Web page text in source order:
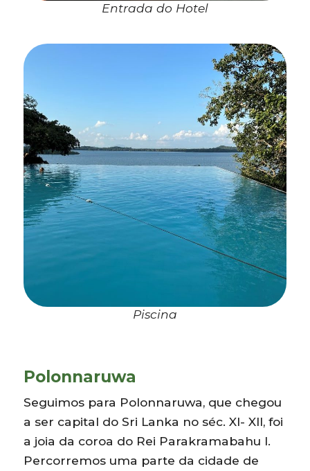
Entrada do Hotel
Piscina
Polonnaruwa
Seguimos para Polonnaruwa, que chegou
a ser capital do Sri Lanka no séc. XI- XII, foi
a joia da coroa do Rei Parakramabahu I.
Percorremos uma parte da cidade de